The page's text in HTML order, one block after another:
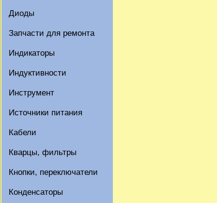
Диоды
Запчасти для ремонта
Индикаторы
Индуктивности
Инструмент
Источники питания
Кабели
Кварцы, фильтры
Кнопки, переключатели
Конденсаторы